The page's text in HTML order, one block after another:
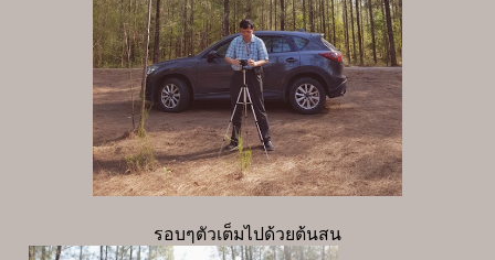
รอบๆตัวเต็มไปด้วยต้นสน